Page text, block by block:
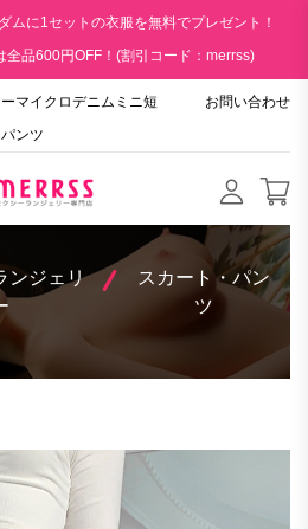
ムに1セットの衣服を無料でプレゼント！
品600円OFF！(割引コード：merrss)
マイクロデニムミニ短
ンツ
お問い合わせ
ンジェリ
スカート・パン
ツ